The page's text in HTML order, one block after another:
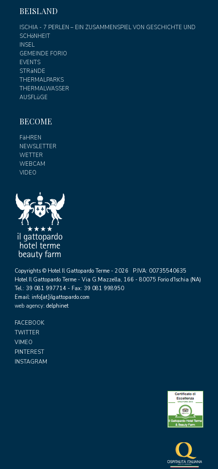
Copyrights © Hotel Il Gattopardo Terme - 2026 P.IVA: 00735540635
Hotel Il Gattopardo Terme - Via G.Mazzella, 166 - 80075 Forio d'Ischia (NA)
Tel.: 39 081 997714 - Fax: 39 081 998950
Email: info[at]ilgattopardo.com
web agency: delphinet
FACEBOOK
TWITTER
VIMEO
PINTEREST
INSTAGRAM
BEISLAND
ISCHIA - 7 PERLEN – EIN ZUSAMMENSPIEL VON GESCHICHTE UND
SCHöNHEIT
INSEL
GEMEINDE FORIO
EVENTS
STRäNDE
THERMALPARKS
THERMALWASSER
AUSFLüGE
BECOME
FäHREN
NEWSLETTER
WETTER
WEBCAM
VIDEO